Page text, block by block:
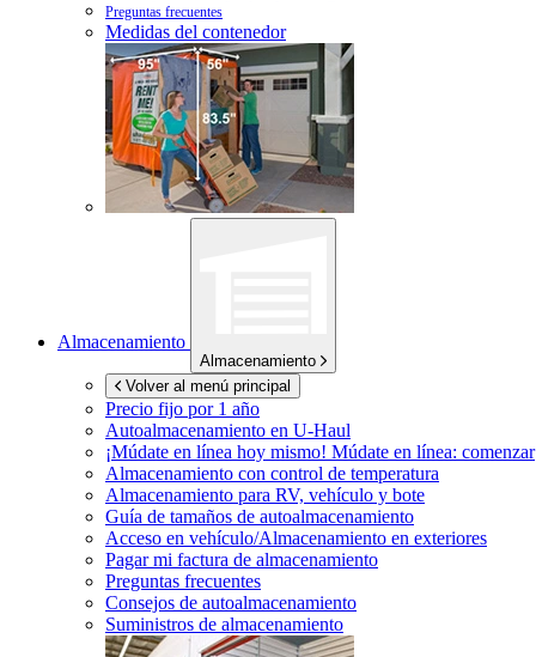
Preguntas frecuentes
Medidas del contenedor
Almacenamiento
Almacenamiento
Volver al menú principal
Precio fijo por 1 año
Autoalmacenamiento en U-Haul
¡Múdate en línea hoy mismo! Múdate en línea: comenzar
Almacenamiento con control de temperatura
Almacenamiento para RV, vehículo y bote
Guía de tamaños de autoalmacenamiento
Acceso en vehículo/Almacenamiento en exteriores
Pagar mi factura de almacenamiento
Preguntas frecuentes
Consejos de autoalmacenamiento
Suministros de almacenamiento